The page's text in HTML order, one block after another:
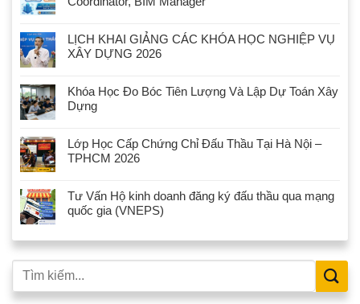
LỊCH KHAI GIẢNG CÁC KHÓA HỌC NGHIỆP VỤ
XÂY DỰNG 2026
Khóa Học Đo Bóc Tiên Lượng Và Lập Dự Toán Xây
Dựng
Lớp Học Cấp Chứng Chỉ Đấu Thầu Tại Hà Nội –
TPHCM 2026
Tư Vấn Hộ kinh doanh đăng ký đấu thầu qua mạng
quốc gia (VNEPS)